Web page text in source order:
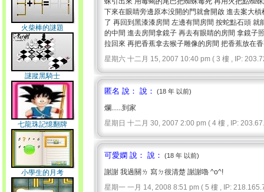
火柴棒的謎題
謎蹤黑騎士
七龍珠記憶翻牌
小學生的月考
下來在眼睛旁邊原本没開的門就會開啟 進去案大
了 再回到黑漆漆房間 左邊有間房間 按蛇點石頭
的中間 進去房間拿鏡子 再去有眼睛的房間 拿鏡子
拉回來 再把香蕉拿去猴子雕像的房間 把香蕉放在
星期六 十二月 15, 2007 10:40 pm ( 3 樓 , IP:
匿名 說： 說： (18 年 以前)
爛......到家
星期日 十二月 30, 2007 2:00 pm ( 4 樓 , IP:
可愛嫻 說： 說： (18 年 以前)
謝謝 我過關ㄌ 寫ㄉ很清楚 謝謝嚕 ^o^!
星期一 一月 14, 2008 8:51 pm ( 5 樓 , IP: